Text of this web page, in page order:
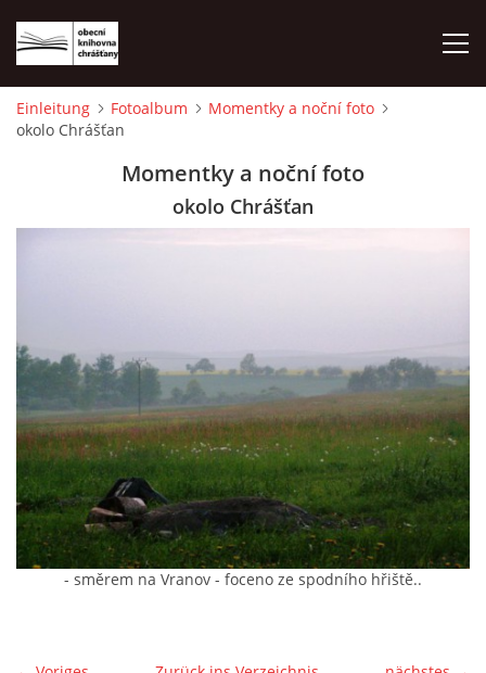
EINLEITUNG
© 2026 eStránky.cz |WebSlice |Drucken|Aktualisiert: 1. 8. 2026|
Nach oben ↑
Einleitung Fotoalbum
Momentky a noční foto
okolo Chrášťan
Momentky a noční foto
okolo Chrášťan
- směrem na Vranov - foceno ze spodního hřiště..